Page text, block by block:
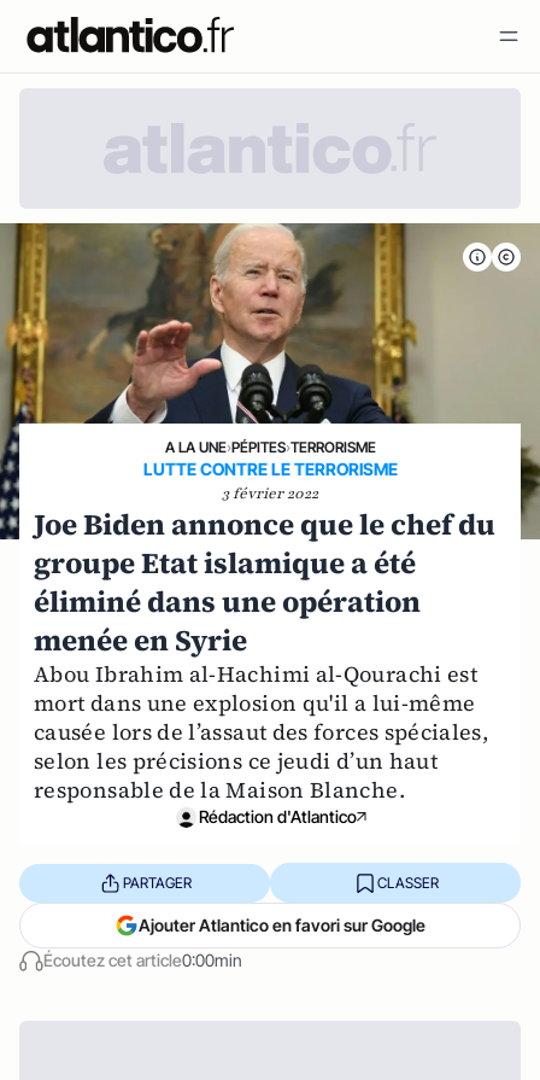
A LA UNE›PÉPITES›TERRORISME
LUTTE CONTRE LE TERRORISME
3 février 2022
Joe Biden annonce que le chef du
groupe Etat islamique a été
éliminé dans une opération
menée en Syrie
Abou Ibrahim al-Hachimi al-Qourachi est
mort dans une explosion qu'il a lui-même
causée lors de l’assaut des forces spéciales,
selon les précisions ce jeudi d’un haut
responsable de la Maison Blanche.
Rédaction d'Atlantico
Écoutez cet article0:00min
PARTAGER CLASSER
Ajouter Atlantico en favori sur Google